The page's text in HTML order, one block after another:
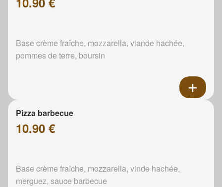
Base crème fraîche, mozzarella, viande hachée,
pommes de terre, boursin
Pizza barbecue
10.90 €
Base crème fraîche, mozzarella, vinde hachée,
merguez, sauce barbecue